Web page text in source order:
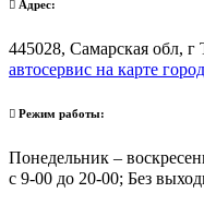
Адрес:
445028, Самарская обл, г
автосервис на карте
Режим работы:
Понедельник –
с 9-00 до 20-00; Без